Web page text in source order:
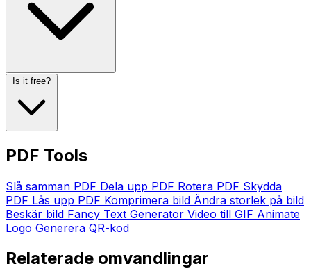
Is it free?
PDF Tools
Slå samman PDF Dela upp PDF Rotera PDF Skydda
PDF Lås upp PDF Komprimera bild Ändra storlek på bild
Beskär bild Fancy Text Generator Video till GIF Animate
Logo Generera QR-kod
Relaterade omvandlingar